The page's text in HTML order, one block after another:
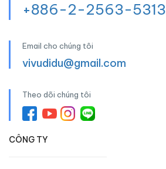
+886-2-2563-5313
Email cho chúng tôi
vivudidu@gmail.com
Theo dõi chúng tôi
CÔNG TY